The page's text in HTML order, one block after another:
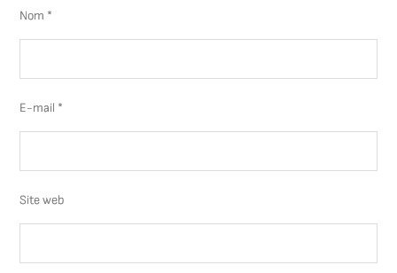
Nom *
E-mail *
Site web